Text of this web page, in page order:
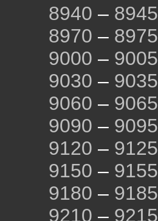
8940 – 8945
8970 – 8975
9000 – 9005
9030 – 9035
9060 – 9065
9090 – 9095
9120 – 9125
9150 – 9155
9180 – 9185
9210 – 9215